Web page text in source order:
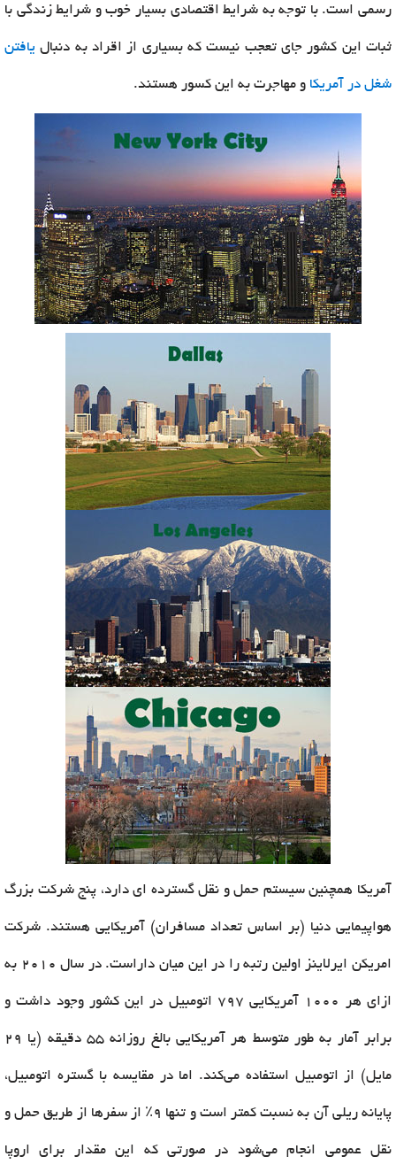
رسمی است. با توجه به شرایط اقتصادی بسیار خوب و شرایط زندگی با
ثبات این کشور جای تعجب نیست که بسیاری از اقراد به دنبالیافتن
شغل در آمریکا و مهاجرت به این کسور هستند.
آمریکا همچنین سیستم حمل و نقل گسترده ای دارد، پنج شرکت بزرگ
هواپیمایی دنیا (بر اساس تعداد مسافران) آمریکایی هستند. شرکت
امریکن ایرلاینز اولین رتبه را در این میان داراست. در سال ۲۰۱۰ به
ازای هر ۱۰۰۰ آمریکایی ۷۹۷ اتومبیل در این کشور وجود داشت و
برابر آمار به طور متوسط هر آمریکایی بالغ روزانه ۵۵ دقیقه (یا ۲۹
مایل) از اتومبیل استفاده می‌کند. اما در مقایسه با گستره اتومبیل،
پایانه ریلی آن به نسبت کمتر است و تنها ۹٪ از سفرها از طریق حمل و
نقل عمومی انجام می‌شود در صورتی که این مقدار برای اروپا